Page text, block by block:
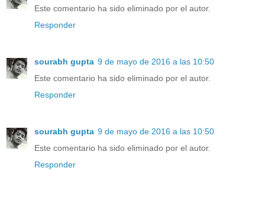
Este comentario ha sido eliminado por el autor.
Responder
sourabh gupta 9 de mayo de 2016 a las 10:50
Este comentario ha sido eliminado por el autor.
Responder
sourabh gupta 9 de mayo de 2016 a las 10:50
Este comentario ha sido eliminado por el autor.
Responder